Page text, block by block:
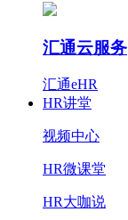
汇通云服务
汇通eHR
HR讲堂
视频中心
HR微课堂
HR大咖说